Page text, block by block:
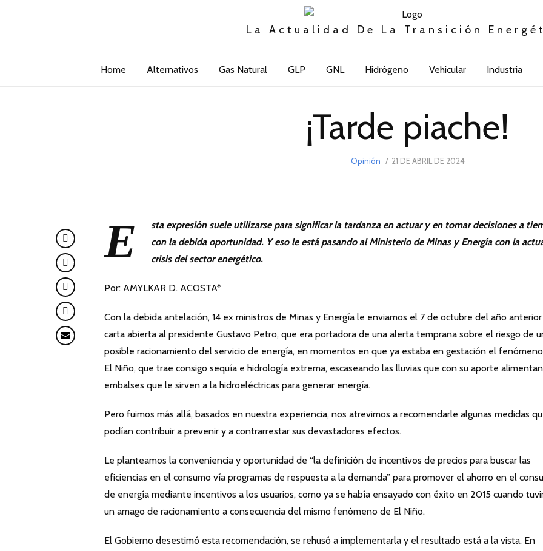
La Actualidad De La Transición
Home Alternativos Gas Natural GLP GNL Hidrógeno Vehicular Industria
¡Tarde piache!
Opinión
POSTED
21 DE ABRIL DE 2024
E
sta expresión suele utilizarse para significar la tardanza en actuar y en tomar decisiones a
con la debida oportunidad. Y eso le está pasando al Ministerio de Minas y Energía con la
crisis del sector energético.
Por: AMYLKAR D. ACOSTA*
Con la debida antelación, 14 ex ministros de Minas y Energía le enviamos el 7 de octubre del año
carta abierta al presidente Gustavo Petro, que era portadora de una alerta temprana sobre el riesgo de
posible racionamiento del servicio de energía, en momentos en que ya estaba en gestación el
El Niño, que trae consigo sequía e hidrología extrema, escaseando las lluvias que con su aporte
embalses que le sirven a la hidroeléctricas para generar energía.
Pero fuimos más allá, basados en nuestra experiencia, nos atrevimos a recomendarle algunas medidas
podían contribuir a prevenir y a contrarrestar sus devastadores efectos.
Le planteamos la conveniencia y oportunidad de “la definición de incentivos de precios para buscar las
eficiencias en el consumo vía programas de respuesta a la demanda” para promover el ahorro en el
de energía mediante incentivos a los usuarios, como ya se había ensayado con éxito en 2015 cuando
un amago de racionamiento a consecuencia del mismo fenómeno de El Niño.
El Gobierno desestimó esta recomendación, se rehusó a implementarla y el resultado está a la vista. En